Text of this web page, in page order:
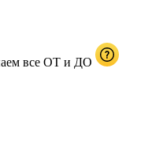
все ОТ и ДО